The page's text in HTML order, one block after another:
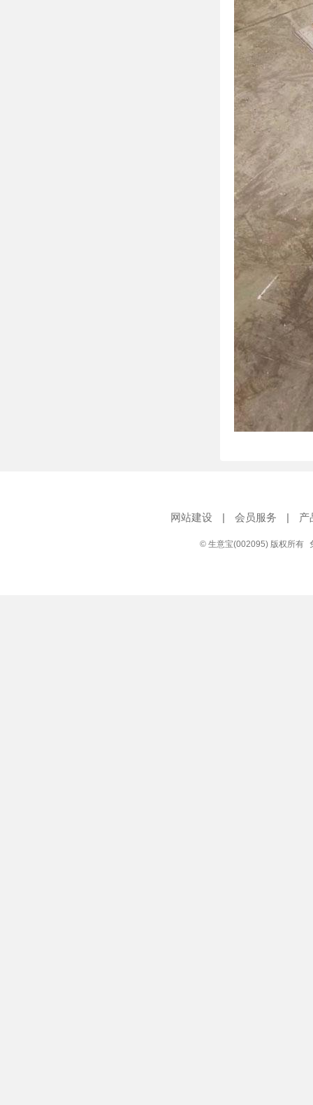
网站建设 | 会员服务 | 产
© 生意宝(002095) 版权所有